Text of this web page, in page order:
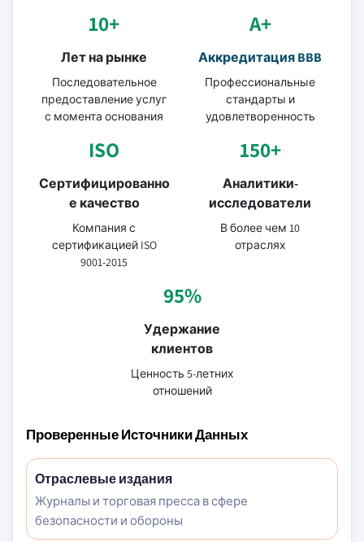
10+
Лет на рынке
Последовательное
предоставление услуг
с момента основания
A+
Аккредитация BBB
Профессиональные
стандарты и
удовлетворенность
ISO
Сертифицированно
е качество
Компания с
сертификацией ISO
9001-2015
150+
Аналитики-
исследователи
В более чем 10
отраслях
95%
Удержание
клиентов
Ценность 5-летних
отношений
Проверенные Источники Данных
Отраслевые издания
Журналы и торговая пресса в сфере
безопасности и обороны